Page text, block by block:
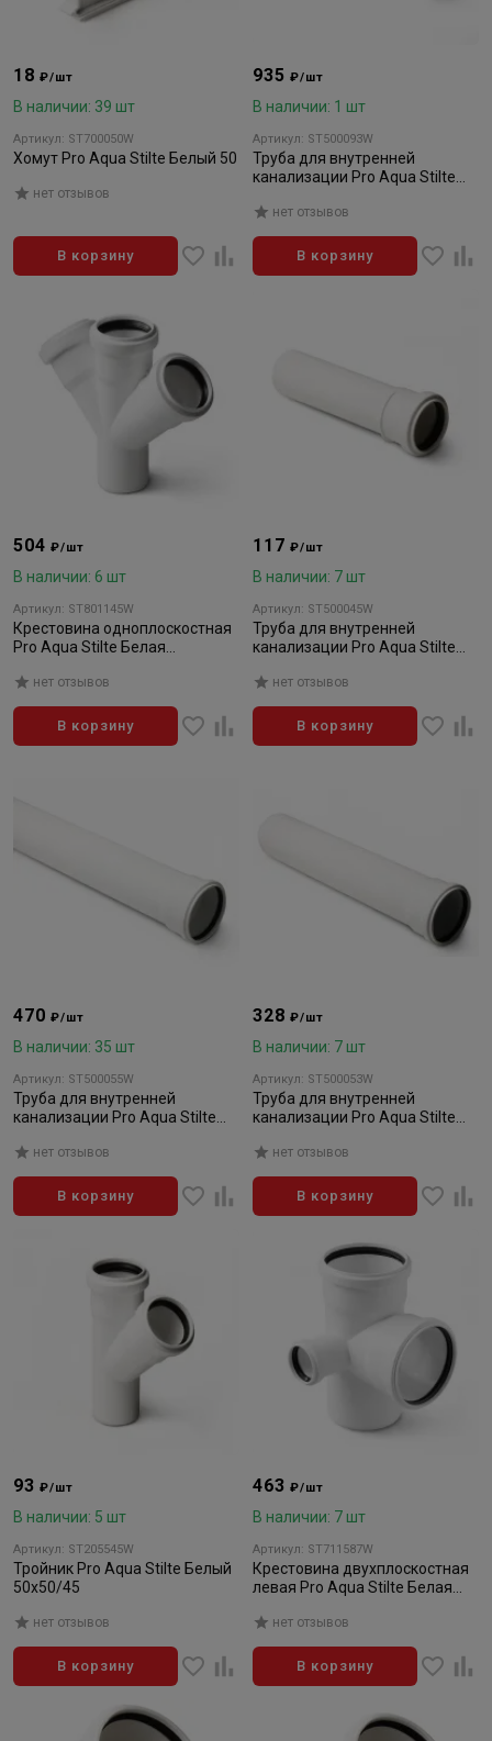
18₽/шт
В наличии: 39 шт
Артикул: ST700050W
Хомут Pro Aqua Stilte Белый 50
нет отзывов
В корзину
935₽/шт
В наличии: 1 шт
Артикул: ST500093W
Труба для внутренней
канализации Pro Aqua Stilte
нет отзывов
В корзину
504₽/шт
В наличии: 6 шт
Артикул: ST801145W
Крестовина одноплоскостная
Pro Aqua Stilte Белая
нет отзывов
В корзину
117₽/шт
В наличии: 7 шт
Артикул: ST500045W
Труба для внутренней
канализации Pro Aqua Stilte
нет отзывов
В корзину
470₽/шт
В наличии: 35 шт
Артикул: ST500055W
Труба для внутренней
канализации Pro Aqua Stilte
нет отзывов
В корзину
328₽/шт
В наличии: 7 шт
Артикул: ST500053W
Труба для внутренней
канализации Pro Aqua Stilte
нет отзывов
В корзину
93₽/шт
В наличии: 5 шт
Артикул: ST205545W
Тройник Pro Aqua Stilte Белый
50x50/45
нет отзывов
В корзину
463₽/шт
В наличии: 7 шт
Артикул: ST711587W
Крестовина двухплоскостная
левая Pro Aqua Stilte Белая
нет отзывов
В корзину